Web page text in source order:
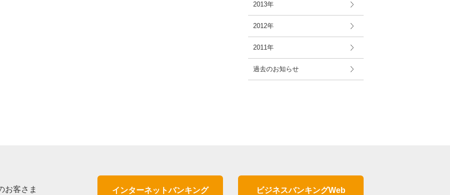
2013年
2012年
2011年
過去のお知らせ
お客さま インターネットバンキング ビジネスバンキングWeb